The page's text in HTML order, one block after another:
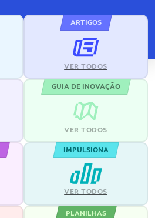
ARTIGOS
VER TODOS
GUIA DE INOVAÇÃO
VER TODOS
IMPULSIONA
VER TODOS
PLANILHAS